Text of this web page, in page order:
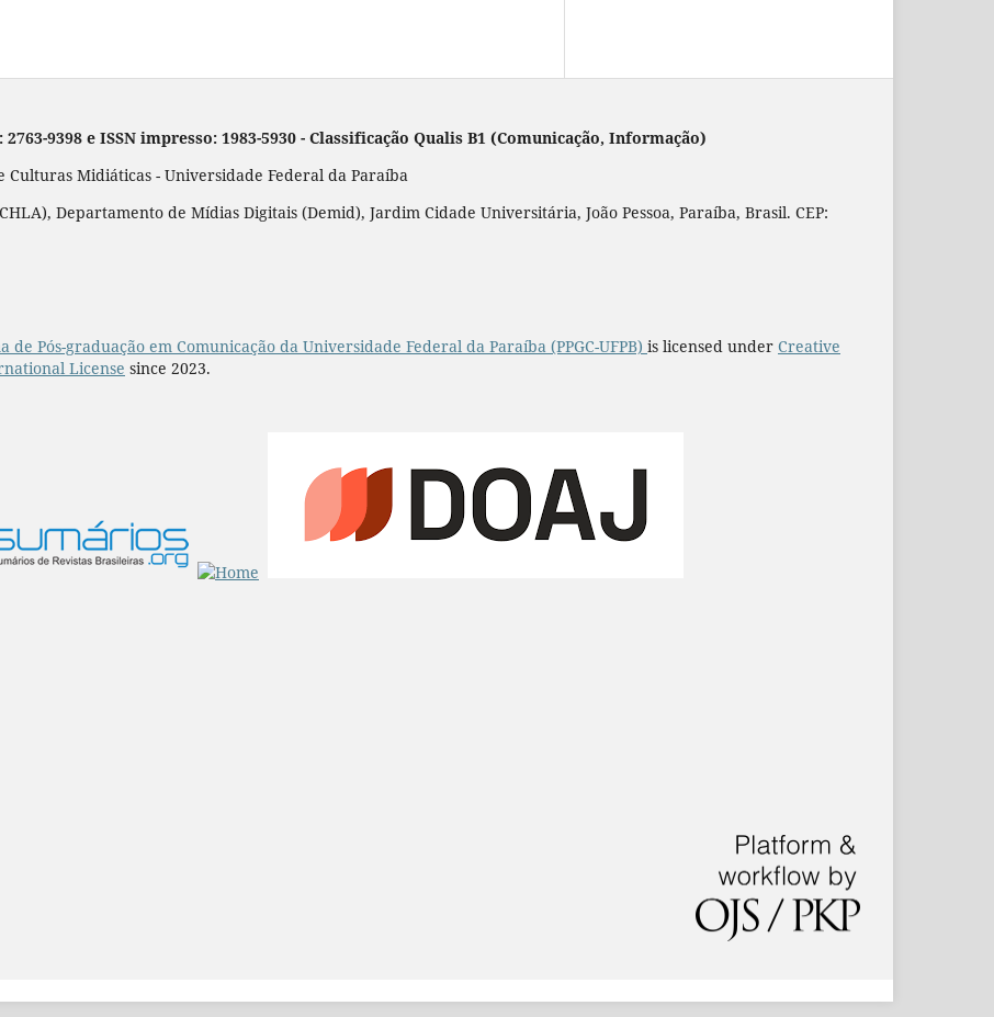
9398 e ISSN impresso: 1983-5930 - Classificação Qualis B1 (Comunicação, Informação)
Culturas Midiáticas - Universidade Federal da Paraíba
Departamento de Mídias Digitais (Demid), Jardim Cidade Universitária, João Pessoa, Paraíba, Brasil. CEP:
de Pós-graduação em Comunicação da Universidade Federal da Paraíba (PPGC-UFPB) is licensed under Creative
License since 2023.